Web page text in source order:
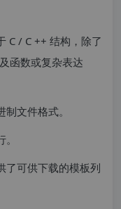
C / C ++ 结构，除了
函数或复杂表达
文件格式。
了可供下载的模板列